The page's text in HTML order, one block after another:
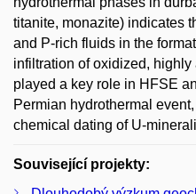
titanite, monazite) indicates
and P-rich fluids in the
infiltration of oxidized,
played a key role in HFSE
Permian hydrothermal
chemical dating of U-
Související projekty: